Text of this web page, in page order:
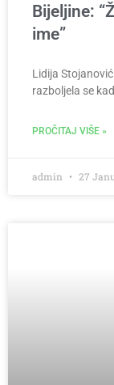
Bijeljine:
ime”
Lidija
razboljela se
PROČITAJ VIŠE »
admin 27